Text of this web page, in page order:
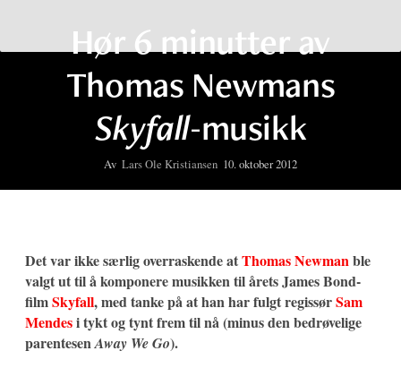
Hør 6 minutter av
Thomas Newmans
Skyfall-musikk
Av Lars Ole Kristiansen 10. oktober 2012
Det var ikke særlig overraskende atThomas Newmanble
valgt ut til å komponere musikken til årets James Bond-
filmSkyfall, med tanke på at han har fulgt regissørSam
Mendesi tykt og tynt frem til nå (minus den bedrøvelige
parentesenAway We Go).